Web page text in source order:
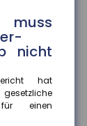
nicht
hat
einen
grob
dass bei
Scooters der